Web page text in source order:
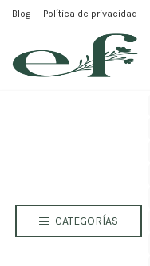
Blog Política de privacidad
CATEGORÍAS